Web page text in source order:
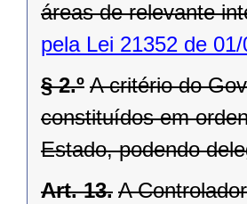
áreas de relevante
pela Lei 21352 de
§ 2.º A critério do
constituídos em
Estado, podendo
Art. 13. A